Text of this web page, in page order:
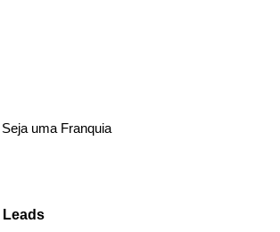
Seja uma Franquia
Leads